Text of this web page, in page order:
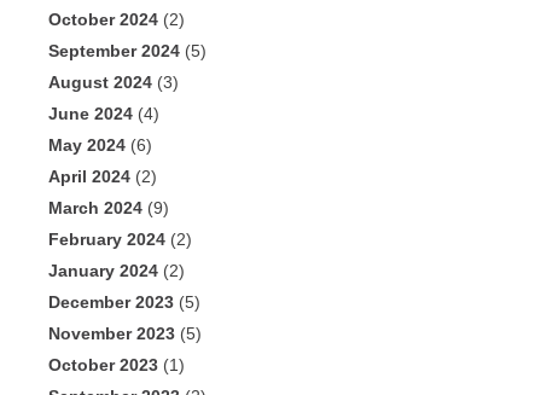
October 2024 (2)
September 2024 (5)
August 2024 (3)
June 2024 (4)
May 2024 (6)
April 2024 (2)
March 2024 (9)
February 2024 (2)
January 2024 (2)
December 2023 (5)
November 2023 (5)
October 2023 (1)